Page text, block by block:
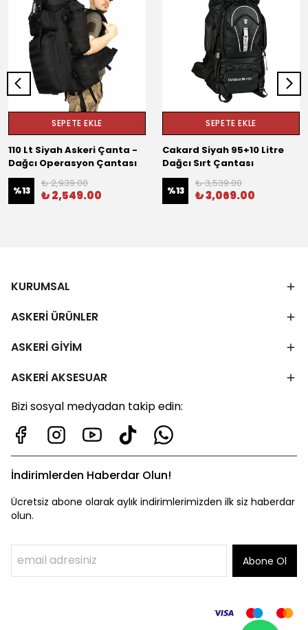
SEPETE EKLE
110 Lt Siyah Askeri Çanta -
Dağcı Operasyon Çantası
%13
₺ 2,939.00
₺ 2,549.00
SEPETE EKLE
Cakard Siyah 95+10 Litre
Dağcı Sırt Çantası
%13
₺ 3,539.00
₺ 3,069.00
KURUMSAL
ASKERİ ÜRÜNLER
ASKERİ GİYİM
ASKERİ AKSESUAR
Bizi sosyal medyadan takip edin:
İndirimlerden Haberdar Olun!
Ücretsiz abone olarak aylık indirimlerimizden ilk siz haberdar
olun.
Abone Ol